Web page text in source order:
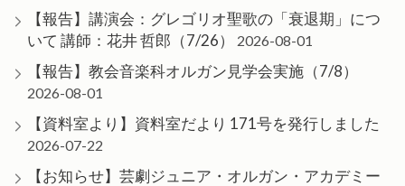
【報告】講演会：グレゴリオ聖歌の「衰退期」につ
いて 講師：花井 哲郎（7/26）
2026-08-01
【報告】教会音楽科オルガン見学会実施（7/8）
2026-08-01
【資料室より】資料室だより 171号を発行しました
2026-07-22
【お知らせ】芸劇ジュニア・オルガン・アカデミー